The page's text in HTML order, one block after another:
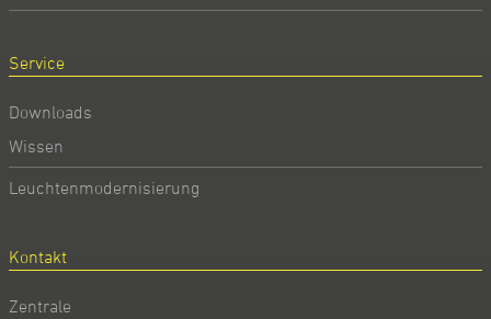
Service
Downloads
Wissen
Leuchtenmodernisierung
Kontakt
Zentrale